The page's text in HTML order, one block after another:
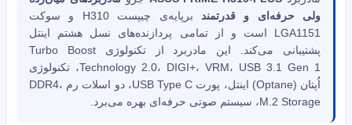
ولی
حرفه‌ای و قدرتمند
برپایه‌ی چیپست H310 و سوکت
LGA1151 است و از تمامی پردازنده‌های نسل هشتم اینتل
پشتیبانی می‌کند. این مادربرد از تکنولوژی Turbo Boost
Technology 2.0، DIGI+، VRM، USB 3.1 Gen 1، تکنولوژی
اُپتان (Optane) اینتل، پورت USB Type C، دو اسلات رم DDR4،
M.2 Storage، سیستم صوتی حرفه‌ای بهره می‌برد.